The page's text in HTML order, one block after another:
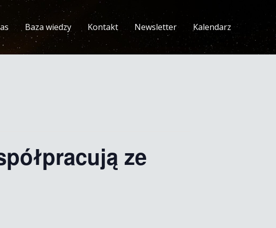
Baza wiedzy Kontakt Newsletter Kalendarz
ze